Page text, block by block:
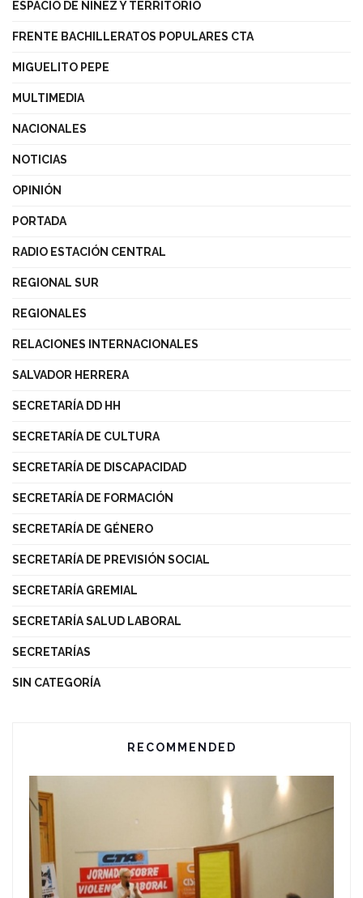
ESPACIO DE NIÑEZ Y TERRITORIO
FRENTE BACHILLERATOS POPULARES CTA
MIGUELITO PEPE
MULTIMEDIA
NACIONALES
NOTICIAS
OPINIÓN
PORTADA
RADIO ESTACIÓN CENTRAL
REGIONAL SUR
REGIONALES
RELACIONES INTERNACIONALES
SALVADOR HERRERA
SECRETARÍA DD HH
SECRETARÍA DE CULTURA
SECRETARÍA DE DISCAPACIDAD
SECRETARÍA DE FORMACIÓN
SECRETARÍA DE GÉNERO
SECRETARÍA DE PREVISIÓN SOCIAL
SECRETARÍA GREMIAL
SECRETARÍA SALUD LABORAL
SECRETARÍAS
SIN CATEGORÍA
RECOMMENDED